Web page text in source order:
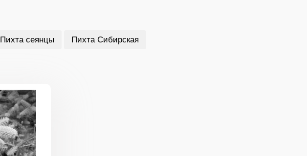
Пихта сеянцы Пихта Сибирская